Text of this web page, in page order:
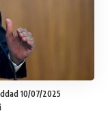
10/07/2025